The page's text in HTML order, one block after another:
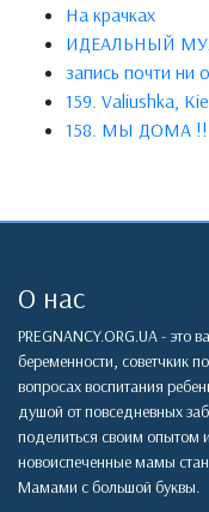
На крачках
ИДЕАЛЬНЫЙ
запись почти ни
159. Valiushka,
158. МЫ ДОМА
О нас
PREGNANCY.ORG.UA -
беременности, советчкик
вопросах воспитания
душой от повседневных
поделиться своим опытом
новоиспеченные мамы
Мамами с большой буквы.